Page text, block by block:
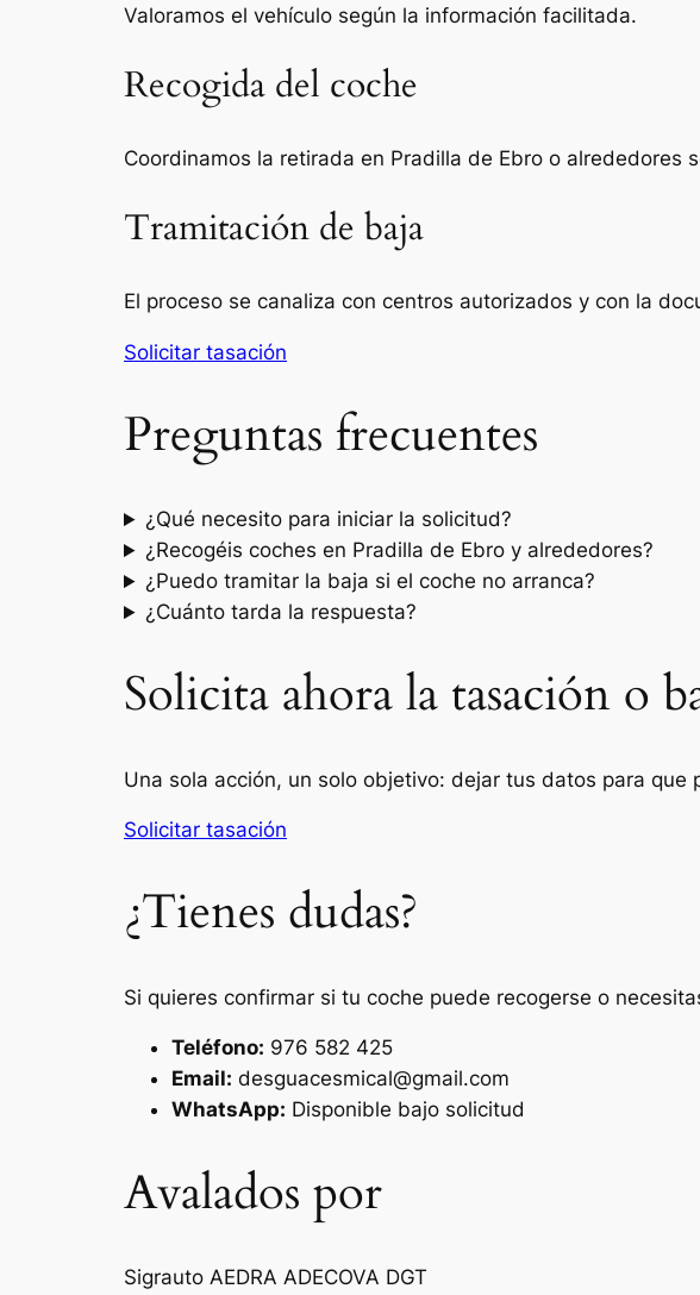
Valoramos el vehículo según la información facilitada.
Recogida del coche
Coordinamos la retirada en Pradilla de Ebro o alrededores
Tramitación de baja
El proceso se canaliza con centros autorizados y con la
Solicitar tasación
Preguntas frecuentes
¿Qué necesito para iniciar la solicitud?
¿Recogéis coches en Pradilla de Ebro y alrededores?
¿Puedo tramitar la baja si el coche no arranca?
¿Cuánto tarda la respuesta?
Solicita ahora la tasación o
Una sola acción, un solo objetivo: dejar tus datos para
Solicitar tasación
¿Tienes dudas?
Si quieres confirmar si tu coche puede recogerse o
Teléfono: 976 582 425
Email: desguacesmical@gmail.com
WhatsApp: Disponible bajo solicitud
Avalados por
Sigrauto AEDRA ADECOVA DGT